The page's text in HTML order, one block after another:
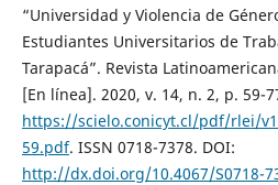
“Universidad y Violencia de
Estudiantes Universitarios de
Tarapacá”. Revista
[En línea]. 2020, v. 14, n. 2, p. 59-
https://scielo.conicyt.cl/pdf/rlei/
59.pdf. ISSN 0718-7378. DOI:
http://dx.doi.org/10.4067/S0718-